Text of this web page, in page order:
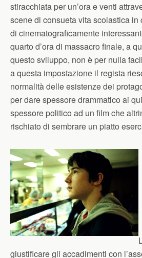
stiracchiata per un’ora e venti
scene di consueta vita scolastica in
di cinematograficamente
quarto d’ora di massacro finale, a
questo sviluppo, non è per nulla
a questa impostazione il regista
normalità delle esistenze dei
per dare spessore drammatico ai
spessore politico ad un film che
rischiato di sembrare un piatto
giustificare gli accadimenti con